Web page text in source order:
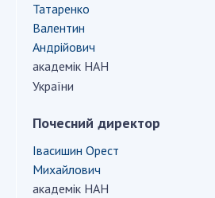
Секція суспільних і
Установи при Президії
Ради, комітети та комісії
Наукові центри МОН та НАН
ДІЯЛЬНІСТЬ
Татаренко
Валентин
Андрійович
академік НАН
України
Почесний директор
Івасишин Орест
Михайлович
академік НАН